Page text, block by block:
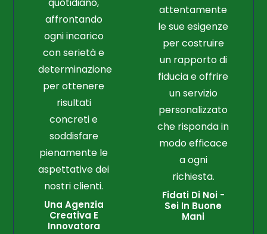
affrontando
ogni incarico
con serietà e
determinazione
per ottenere
risultati
concreti e
soddisfare
pienamente le
aspettative dei
nostri clienti.
Una Agenzia
Creativa E
Innovatora
attentamente
le sue esigenze
per costruire
un rapporto di
fiducia e offrire
un servizio
personalizzato
che risponda in
modo efficace
a ogni
richiesta.
Fidati Di Noi -
Sei In Buone
Mani